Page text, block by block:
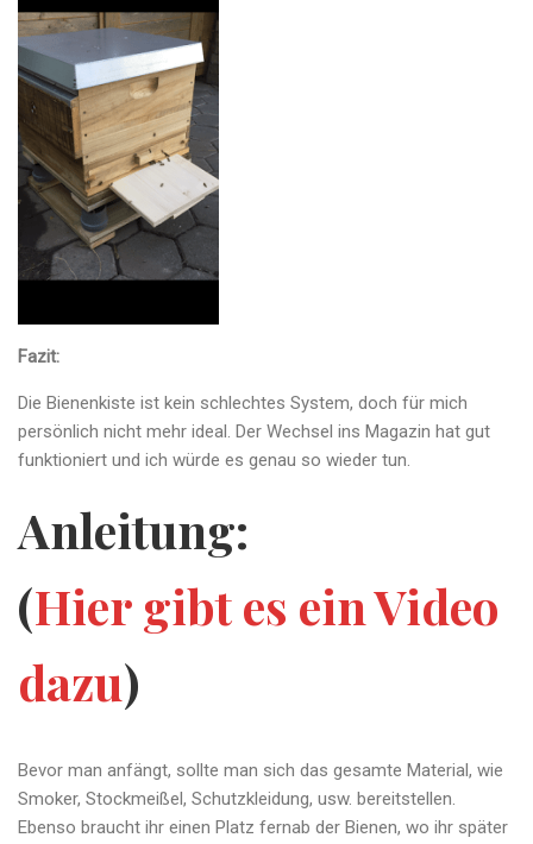
Fazit:
Die Bienenkiste ist kein schlechtes System, doch für mich
persönlich nicht mehr ideal. Der Wechsel ins Magazin hat gut
funktioniert und ich würde es genau so wieder tun.
Anleitung:
(Hier gibt es ein Video
dazu)
Bevor man anfängt, sollte man sich das gesamte Material, wie
Smoker, Stockmeißel, Schutzkleidung, usw. bereitstellen.
Ebenso braucht ihr einen Platz fernab der Bienen, wo ihr später